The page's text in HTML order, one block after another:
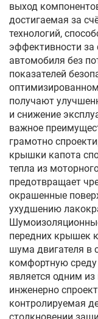
выход
достигаемая за
технологий,
эффективности
автомобиля без
показателей
получают
и снижение
важное
грамотно
крышки капота
тепла из
предотвращает
окрашенные
ухудшению
передних крышек
шума двигателя в
комфортную
является одним
инженерно
контролируемая